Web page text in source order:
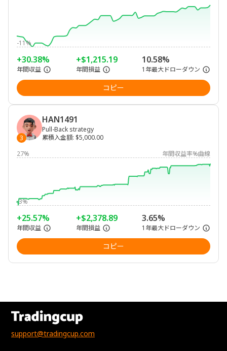
-11%
+30.38%
年間収益
+$1,215.19
年間損益
10.58%
1年最大ドローダウン
コピー
3
HAN1491
Pull-Back strategy
累積入金額: $5,000.00
27%
年間収益率%曲線
-3%
+25.57%
年間収益
+$2,378.89
年間損益
3.65%
1年最大ドローダウン
コピー
support@tradingcup.com